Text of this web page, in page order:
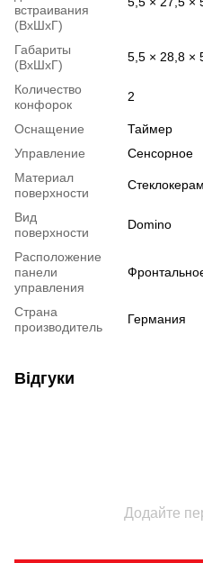
встраивания
(ВхШхГ)
Габариты
(ВхШхГ)
5,5 × 28,8 ×
Количество
конфорок
2
Оснащение
Таймер
Управление
Сенсорное
Материал
поверхности
Вид
поверхности
Domino
Расположение
панели
управления
Страна
производитель
Германия
Відгуки
Додайте